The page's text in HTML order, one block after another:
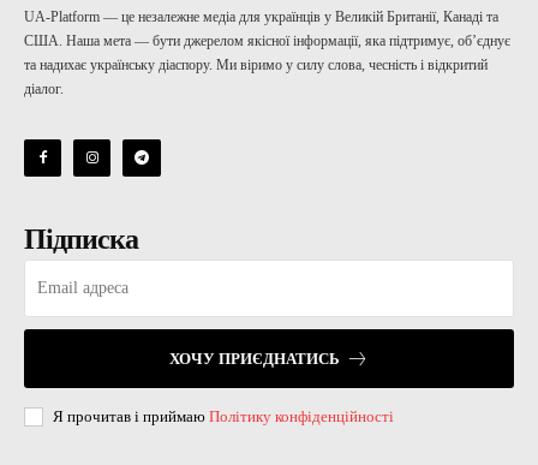
UA-Platform — це незалежне медіа для українців у Великій Британії, Канаді та
США. Наша мета — бути джерелом якісної інформації, яка підтримує, об’єднує
та надихає українську діаспору. Ми віримо у силу слова, чесність і відкритий
діалог.
Підписка
ХОЧУ ПРИЄДНАТИСЬ
Я прочитав і приймаю Політику конфіденційності